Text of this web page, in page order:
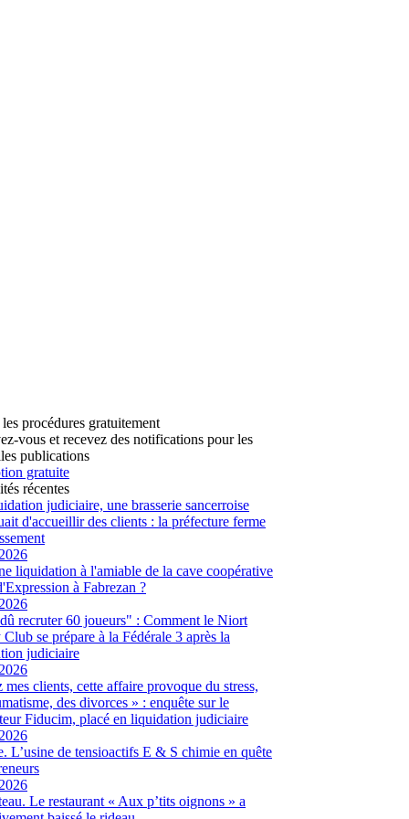
procédures gratuitement
vous et recevez des notifications pour les
publications
gratuite
récentes
judiciaire, une brasserie sancerroise
d'accueillir des clients : la préfecture ferme
liquidation à l'amiable de la cave coopérative
à Fabrezan ?
recruter 60 joueurs" : Comment le Niort
se prépare à la Fédérale 3 après la
judiciaire
mes clients, cette affaire provoque du stress,
des divorces » : enquête sur le
Fiducim, placé en liquidation judiciaire
L’usine de tensioactifs E & S chimie en quête
Le restaurant « Aux p’tits oignons » a